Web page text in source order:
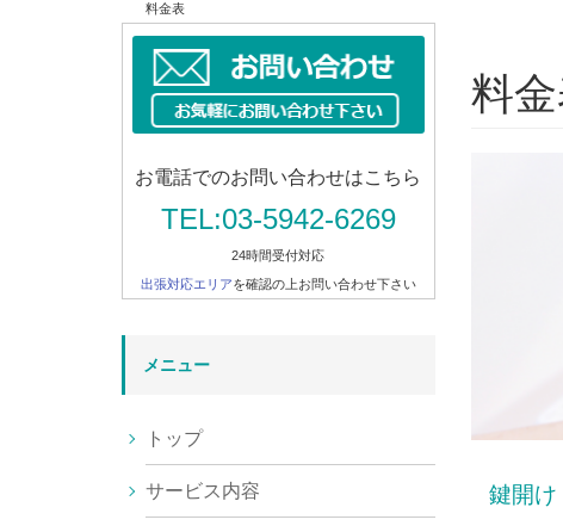
料金表
料
鍵開け
お電話でのお問い合わせはこちら
TEL:03-5942-6269
24時間受付対応
出張対応エリアを確認の上お問い合わせ下さい
メニュー
トップ
サービス内容